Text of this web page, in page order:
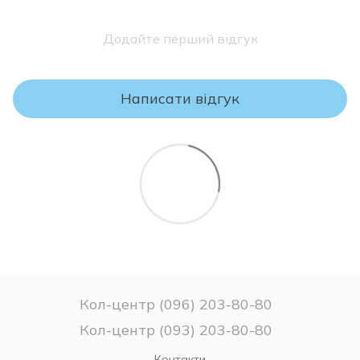
протягом 18 місяців з моменту продажу. Ми зобов'язуємося
відшкодувати будь-які дефекти, що виникли внаслідок
транспортування та зберігання товару.
УВАГА!
Будь ласка, перевіряйте комплектність і відповідність
Якщо Ви не впевнені у виборі матраца – не розпаковуйте
його, оскільки після зняття заводського упаковання матрац
вважається таким, який був у використанні та
ПОВЕРНЕННЮ чи ОБМІНУ НЕ ПІДЛЯГАЄ!
Додайте перший відгук
Написати відгук
Кол-центр (096) 203-80-80
Кол-центр (093) 203-80-80